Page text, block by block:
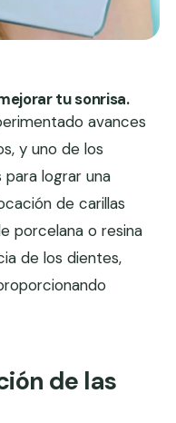
tu sonrisa.
avances
y uno de los
lograr una
de carillas
porcelana o resina
de los dientes,
de las